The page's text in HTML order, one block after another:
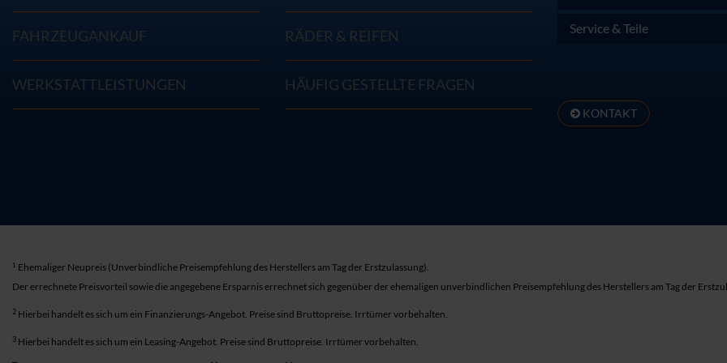
FAHRZEUGANKAUF
WERKSTATTLEISTUNGEN
RÄDER & REIFEN
HÄUFIG GESTELLTE FRAGEN
Service & Teile
KONTAKT
1 Ehemaliger Neupreis (Unverbindliche Preisempfehlung des Herstellers am Tag der Erstzulassung).
Der errechnete Preisvorteil sowie die angegebene Ersparnis errechnet sich gegenüber der ehemaligen unverbindlichen Preisempfehlung des Herstellers am Tag der
2 Hierbei handelt es sich um ein Finanzierungs-Angebot. Preise sind Bruttopreise. Irrtümer vorbehalten.
3 Hierbei handelt es sich um ein Leasing-Angebot. Preise sind Bruttopreise. Irrtümer vorbehalten.